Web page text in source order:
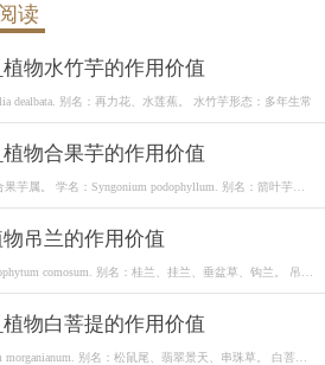
读
物水竹芋的作用价值
dealbata. 别名：再力花、水莲蕉。 水竹芋形态：多年生常
物合果芋的作用价值
芋属。 学名：Syngonium podophyllum. 别名：箭叶芋、
吊兰的作用价值
comosum. 别名：桂兰、挂兰、垂盆草、钩兰。 吊兰
物白菩提的作用价值
别名：松鼠尾、翡翠景天、串珠草。 白菩提